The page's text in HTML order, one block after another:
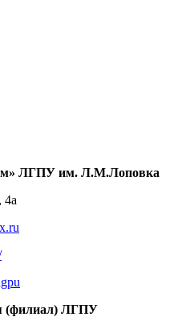
ЛГПУ им. Л.М.Лоповка
4а
(филиал) ЛГПУ